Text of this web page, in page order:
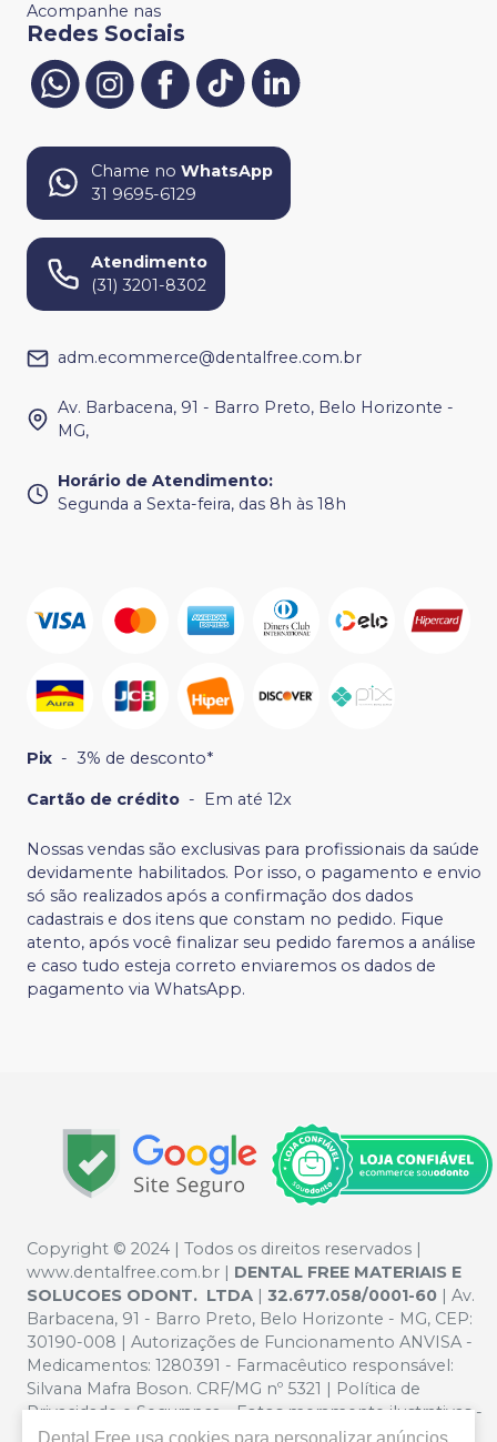
Acompanhe nas
Redes Sociais
Chame no WhatsApp
31 9695-6129
Atendimento
(31) 3201-8302
adm.ecommerce@dentalfree.com.br
Av. Barbacena, 91 - Barro Preto, Belo Horizonte -
MG,
Horário de Atendimento:
Segunda a Sexta-feira, das 8h às 18h
Pix - 3% de desconto*
Cartão de crédito - Em até 12x
Nossas vendas são exclusivas para profissionais da saúde
devidamente habilitados. Por isso, o pagamento e envio
só são realizados após a confirmação dos dados
cadastrais e dos itens que constam no pedido. Fique
atento, após você finalizar seu pedido faremos a análise
e caso tudo esteja correto enviaremos os dados de
pagamento via WhatsApp.
Copyright © 2024 | Todos os direitos reservados |
www.dentalfree.com.br | DENTAL FREE MATERIAIS E
SOLUCOES ODONT. LTDA
32.677.058/0001-60
| Av.
Barbacena, 91 - Barro Preto, Belo Horizonte - MG, CEP:
30190-008 | Autorizações de Funcionamento ANVISA -
Medicamentos: 1280391 - Farmacêutico responsável:
Silvana Mafra Boson. CRF/MG nº 5321 | Política de
Privacidade e Segurança - Fotos meramente ilustrativas -
Os preços e condições da loja virtual estão sujeitos a
Dental Free usa cookies para personalizar anúncios